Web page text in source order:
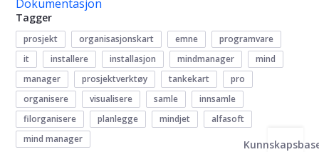
Dokumentasjon
Tagger
prosjekt organisasjonskart emne
programvare
it
installere installasjon mindmanager
mind
manager
prosjektverktøy tankekart
pro
organisere
visualisere samle
innsamle
filorganisere
planlegge mindjet
alfasoft
mind manager